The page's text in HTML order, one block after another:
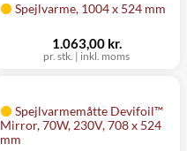
Spejlvarme, 1004 x 524 mm
pr. stk. | inkl. moms
1.063,00 kr.
Spejlvarmemåtte Devifoil™
Mirror, 70W, 230V, 708 x 524
mm